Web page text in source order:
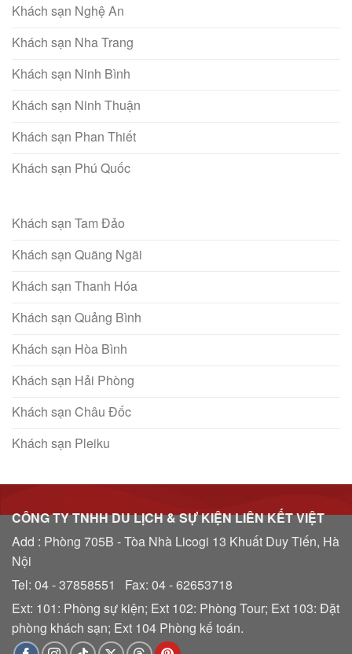
Khách sạn Nghệ An
Khách sạn Nha Trang
Khách sạn Ninh Bình
Khách sạn Ninh Thuận
Khách sạn Phan Thiết
Khách sạn Phú Quốc
Khách sạn Tam Đảo
Khách sạn Quãng Ngãi
Khách sạn Thanh Hóa
Khách sạn Quảng Bình
Khách sạn Hòa Bình
Khách sạn Hải Phòng
Khách sạn Châu Đốc
Khách sạn Pleiku
CÔNG TY TNHH DU LỊCH & SỰ KIỆN LIÊN KẾT VIỆT
Add : Phòng 705B - Tòa Nhà Licogi 13 Khuất Duy Tiến, Hà
Nội
Tel: 04 - 37858551 Fax: 04 - 62653718
Ext: 101: Phòng sự kiện; Ext 102: Phòng Tour; Ext 103: Đặt
phòng khách sạn; Ext 104 Phòng kế toán.